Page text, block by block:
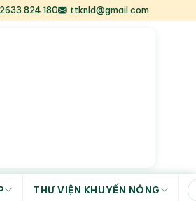
ttknld@gmail.com
THƯ VIỆN KHUYẾN NÔNG